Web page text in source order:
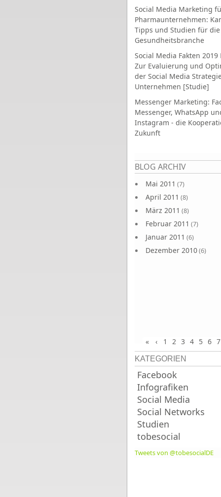
Social Media Marketing
Pharmaunternehmen:
Tipps und Studien für die
Gesundheitsbranche
Social Media Fakten 2019
Zur Evaluierung und
der Social Media
Unternehmen [Studie]
Messenger Marketing:
Messenger, WhatsApp
Instagram - die
Zukunft
BLOG ARCHIV
Mai 2011 (7)
April 2011 (8)
März 2011 (8)
Februar 2011 (7)
Januar 2011 (6)
Dezember 2010(6)
Seiten
« ‹ 1 2 3 4 5 6 7
KATEGORIEN
Facebook
Infografiken
Social Media
Social Networks
Studien
tobesocial
Tweets von @tobesocialDE